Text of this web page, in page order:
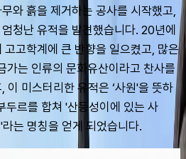
와 흙을 제거하는 공사를 시작했고,
청난 유적을 발견했습니다. 20년에
고고학계에 큰 반향을 일으켰고, 많은
가는 인류의 문화유산이라고 찬사를
이 미스터리한 유적은 ‘사원'을 뜻하
두르를 합쳐 '산등성이에 있는 사
는 명칭을 얻게 되었습니다.